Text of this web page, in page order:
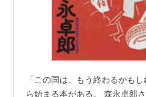
「この国は、もう終わるかも
ら始まる本がある。 森永卓郎